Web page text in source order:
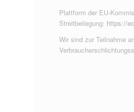
Plattform der EU-
Streitbeilegung: https://
Wir sind zur Teilnahme